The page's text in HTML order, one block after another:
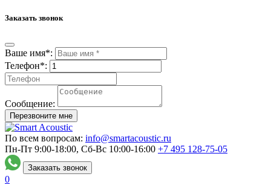
Заказать звонок
Ваше имя*:
Телефон*:
Сообщение:
Перезвоните мне
По всем вопросам: info@smartacoustic.ru
Пн-Пт 9:00-18:00, Сб-Вс 10:00-16:00 +7 495 128-75-05
Заказать звонок
0